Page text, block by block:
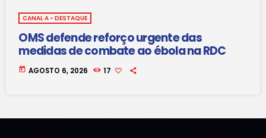
CANAL A - DESTAQUE
OMS defende reforço urgente das
medidas de combate ao ébola na RDC
today AGOSTO 6, 2026 17